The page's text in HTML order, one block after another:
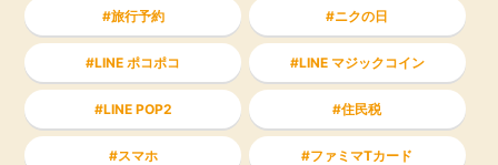
旅行予約 ニクの日
LINE ポコポコ LINE マジックコイン
LINE POP2 住民税
スマホ ファミマTカード